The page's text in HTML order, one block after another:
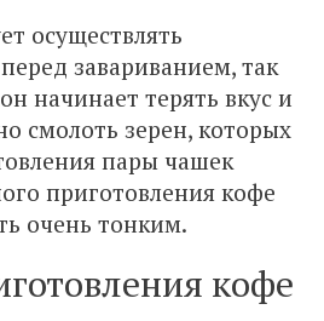
осуществлять
завариванием, так
начинает терять вкус и
смолоть зерен, которых
пары чашек
приготовления кофе
очень тонким.
кофе